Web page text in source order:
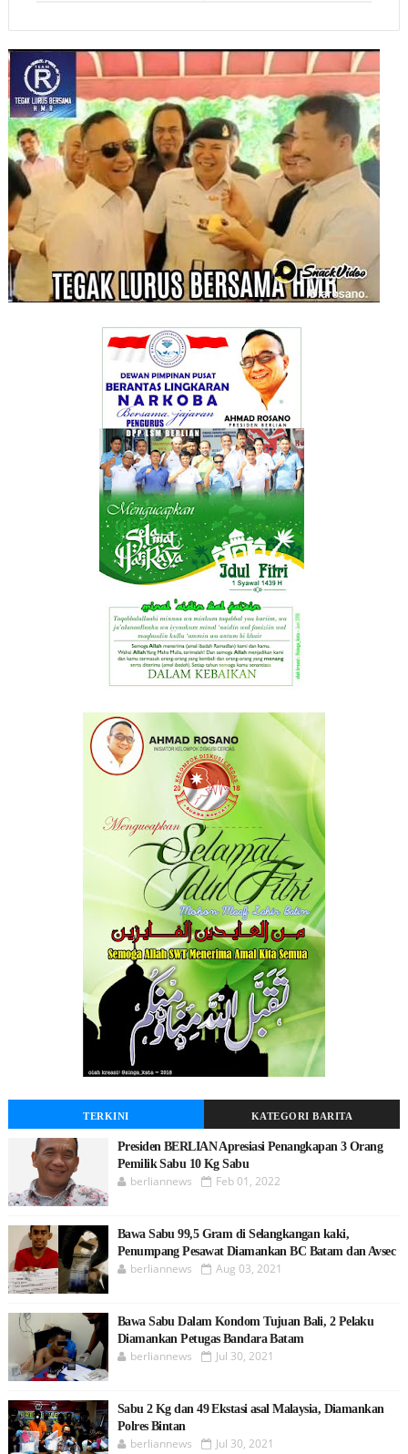
TERKINI KATEGORI BARITA
Presiden BERLIAN Apresiasi Penangkapan 3 Orang
Pemilik Sabu 10 Kg Sabu
berliannews Feb 01, 2022
Bawa Sabu 99,5 Gram di Selangkangan kaki,
Penumpang Pesawat Diamankan BC Batam dan Avsec
berliannews Aug 03, 2021
Bawa Sabu Dalam Kondom Tujuan Bali, 2 Pelaku
Diamankan Petugas Bandara Batam
berliannews Jul 30, 2021
Sabu 2 Kg dan 49 Ekstasi asal Malaysia, Diamankan
Polres Bintan
berliannews Jul 30, 2021